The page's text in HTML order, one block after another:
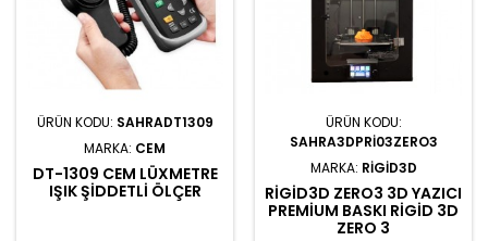
ÜRÜN KODU: SAHRADT1309
MARKA: CEM
DT-1309 CEM LÜXMETRE
IŞIK ŞIDDETLI ÖLÇER
ÜRÜN KODU:
SAHRA3DPRI03ZERO3
MARKA: RIGID3D
RIGID3D ZERO3 3D YAZICI
PREMIUM BASKI RIGID 3D
ZERO 3